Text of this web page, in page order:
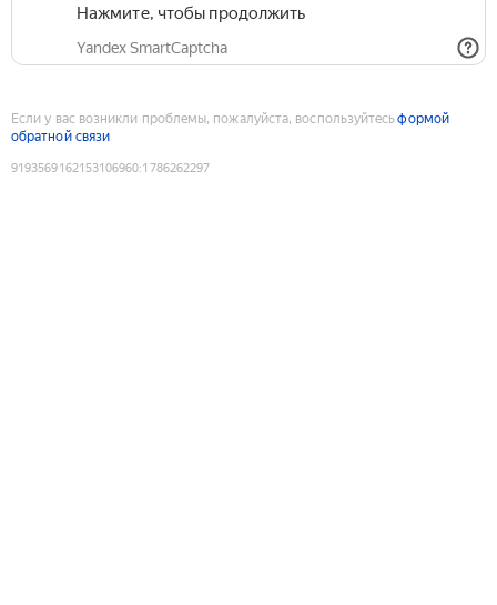
Нажмите, чтобы продолжить
Yandex SmartCaptcha
Если у вас возникли проблемы, пожалуйста, воспользуйтесьформой
обратной связи
9193569162153106960:1786262297